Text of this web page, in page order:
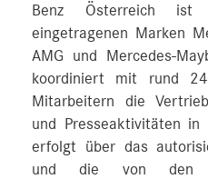
Benz Österreich ist
eingetragenen Marken
AMG und Mercedes-
koordiniert mit rund
Mitarbeitern die
und Presseaktivitäten
erfolgt über das
und die von den